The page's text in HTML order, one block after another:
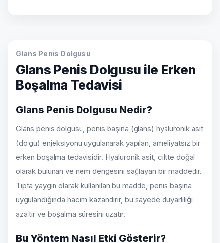
Glans Penis Dolgusu
Glans Penis Dolgusu ile Erken
Boşalma Tedavisi
Glans Penis Dolgusu Nedir?
Glans penis dolgusu, penis başına (glans) hyaluronik asit
(dolgu) enjeksiyonu uygulanarak yapılan, ameliyatsız bir
erken boşalma tedavisidir. Hyaluronik asit, ciltte doğal
olarak bulunan ve nem dengesini sağlayan bir maddedir.
Tıpta yaygın olarak kullanılan bu madde, penis başına
uygulandığında hacim kazandırır, bu sayede duyarlılığı
azaltır ve boşalma süresini uzatır.
Bu Yöntem Nasıl Etki Gösterir?